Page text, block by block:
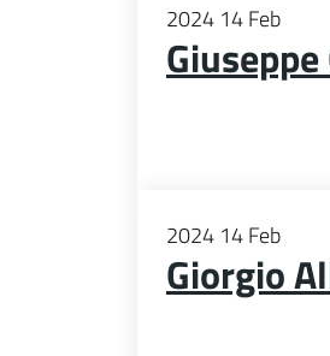
2024 14Feb
2024 14Feb
Giorgio